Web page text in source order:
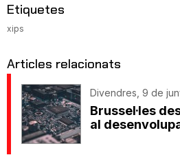
Etiquetes
xips
Articles relacionats
Divendres, 9 de
Brussel·les
al